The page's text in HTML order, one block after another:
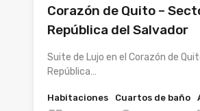
Corazón de Quito –
República del Salvador
Suite de Lujo en el Corazón de
República…
Habitaciones
Cuartos de baño